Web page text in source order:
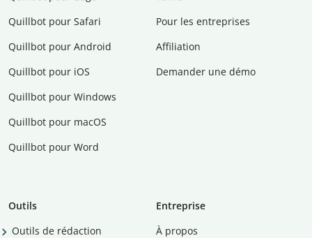
Quillbot pour Safari
Quillbot pour Android
Quillbot pour iOS
Quillbot pour Windows
Quillbot pour macOS
Quillbot pour Word
Pour les entreprises
Affiliation
Demander une démo
Outils
Outils de rédaction
Entreprise
À propos